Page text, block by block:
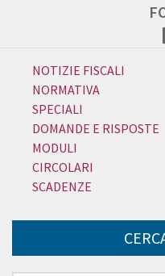
NOTIZIE FISCALI
NORMATIVA
SPECIALI
DOMANDE E RISPOSTE
MODULI
CIRCOLARI
SCADENZE